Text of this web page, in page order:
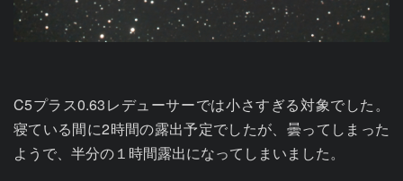
C5プラス0.63レデューサーでは小さすぎる対象でした。
寝ている間に2時間の露出予定でしたが、曇ってしまった
ようで、半分の１時間露出になってしまいました。